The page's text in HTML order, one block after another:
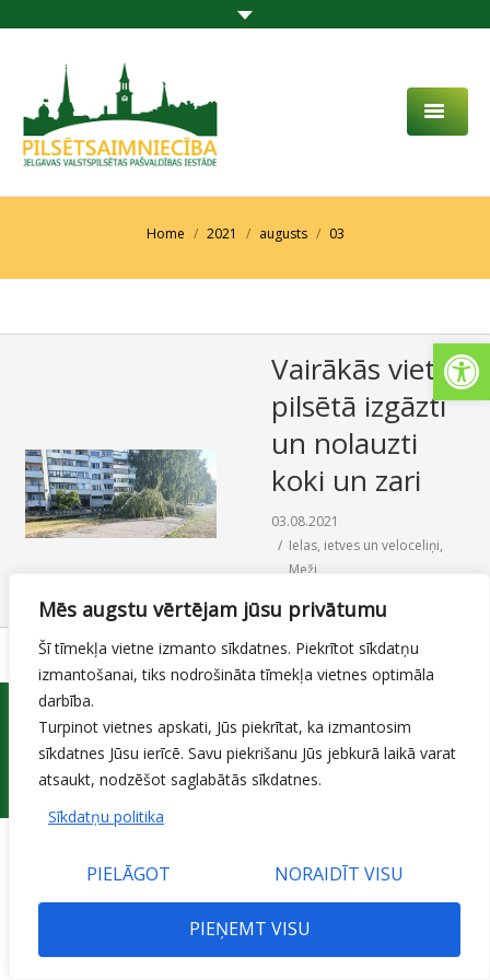
Mēs augstu vērtējam jūsu privātumu
Šī tīmekļa vietne izmanto sīkdatnes. Piekrītot sīkdatņu
izmantošanai, tiks nodrošināta tīmekļa vietnes optimāla
darbība.
Turpinot vietnes apskati, Jūs piekrītat, ka izmantosim
sīkdatnes Jūsu ierīcē. Savu piekrišanu Jūs jebkurā laikā varat
atsaukt, nodzēšot saglabātās sīkdatnes.
Sīkdatņu politika
PIELĀGOT NORAIDĪT VISU
PIEŅEMT VISU
PAR MUMS
PAKALPOJUMI
SABIEDRĪBAS LĪDZDALĪBA
KONTAKTI
SAZIŅA
Home 2021 augusts 03
Vairākās vietās
pilsētā izgāzti
un nolauzti
koki un zari
03.08.2021
Ielas, ietves un veloceliņi,
Meži
© 2015 Jelgavas valstspilsētas pašvaldības iestāde 'Pilsētsaimniecība'